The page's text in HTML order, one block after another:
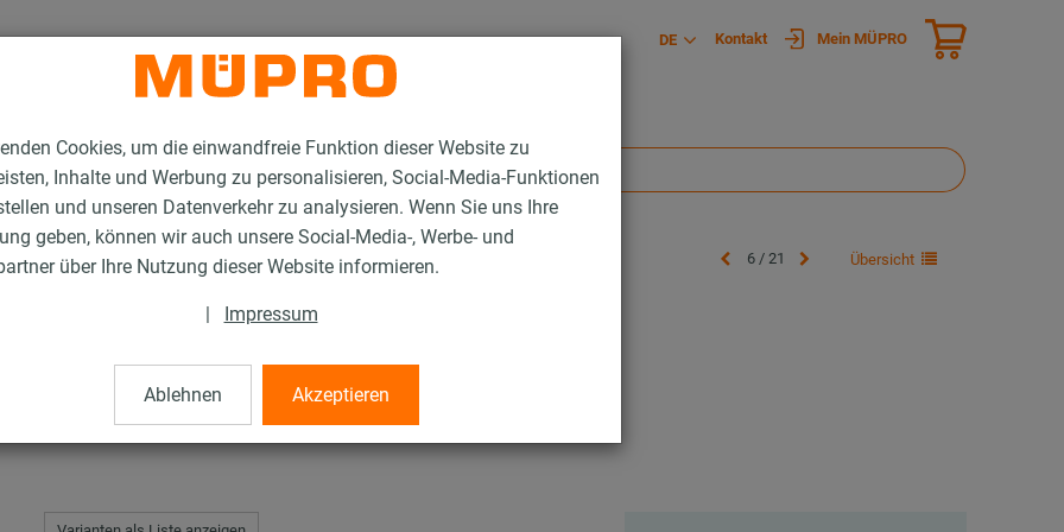
Cookies, um die einwandfreie Funktion dieser Website zu
Inhalte und Werbung zu personalisieren, Social-Media-Funktionen
und unseren Datenverkehr zu analysieren. Wenn Sie uns Ihre
geben, können wir auch unsere Social-Media-, Werbe- und
über Ihre Nutzung dieser Website informieren.
| Impressum
Ablehnen Akzeptieren
DE Kontakt Mein MÜPRO
Montageteile Gewindestifte 6 / 21 Übersicht